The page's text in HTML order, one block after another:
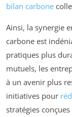
bilan carbone
Ainsi, la synergie
carbone est
pratiques plus
mutuels, les
à un avenir plus
initiatives pour
stratégies